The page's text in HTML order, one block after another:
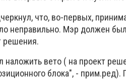
что, во-первых,
неправильно. Мэр должен
решения.
вето ( на проект
блока", -